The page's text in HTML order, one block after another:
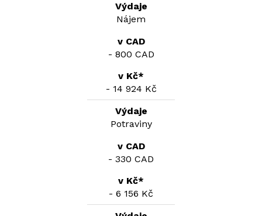
Nájem
- 800 CAD
- 14 924 Kč
Potraviny
- 330 CAD
- 6 156 Kč